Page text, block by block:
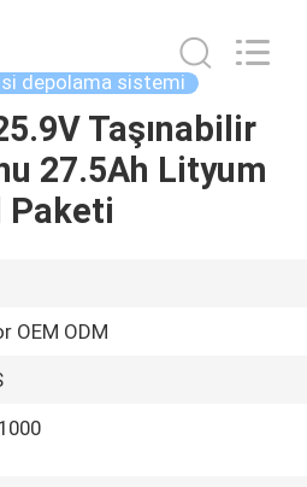
depolama sistemi
Taşınabilir
27.5Ah Lityum
Paketi
OEM ODM